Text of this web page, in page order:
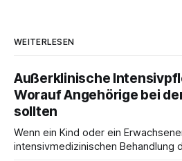
WEITERLESEN
Außerklinische
Worauf Angehörige bei
sollten
Wenn ein Kind oder ein
intensivmedizinischen Behandlung